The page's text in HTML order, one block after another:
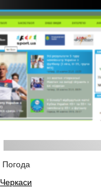
Погода
Черкаси